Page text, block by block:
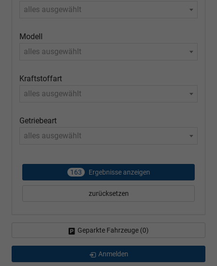
alles ausgewählt
Modell
alles ausgewählt
Kraftstoffart
alles ausgewählt
Getriebeart
alles ausgewählt
163 Ergebnisse anzeigen
zurücksetzen
Geparkte Fahrzeuge (0)
Anmelden